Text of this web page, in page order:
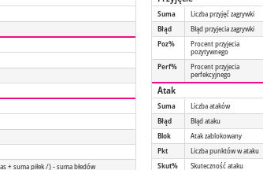
+ suma piłek /) - suma błedów
Suma Liczba przyjęć zagrywki
Błąd
Błąd przyjecia zagrywki
Poz%
Procent przyjecia
pozytywnego
Perf%
Procent przyjecia
perfekcyjnego
Atak
Suma Liczba ataków
Błąd
Błąd ataku
Blok
Atak zablokowany
Pkt
Liczba punktów w ataku
Skut%
Skuteczność ataku